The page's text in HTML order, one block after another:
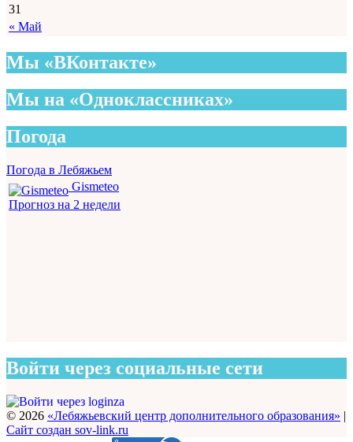
« Май
31
Мы «ВКонтакте»
Мы на «Одноклассниках»
Погода
Погода в Лебяжьем
Gismeteo
Прогноз на 2 недели
Войти через социальные сети
© 2026 «Лебяжьевский центр дополнительного образования» |
Сайт создан sov-link.ru